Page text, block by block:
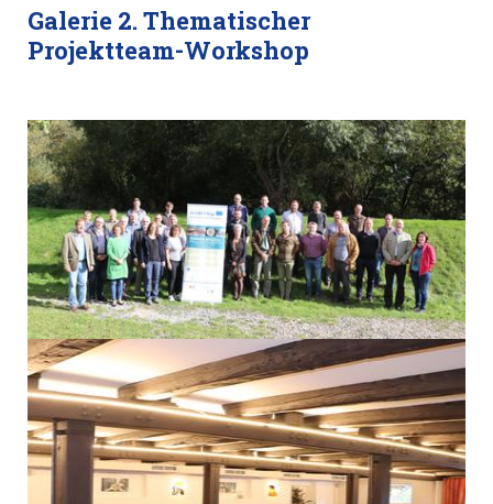
Galerie 2. Thematischer
Projektteam-Workshop